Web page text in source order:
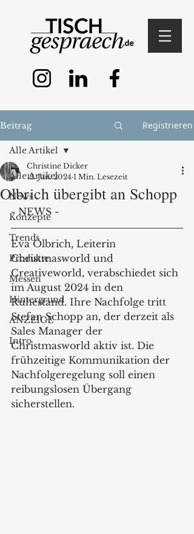
Beitrag Registrieren
Alle Artikel
News
Konzepte
Trends
Produkte
Messen
Hintergrund
ANZEIGE
Intro
Alle Artikel
Olbrich übergibt an Schopp
Christine Dicker
12. Jan. 2024 1 Min. Lesezeit
- NEWS -
Eva Olbrich, Leiterin
Christmasworld und
Creativeworld, verabschiedet sich
im August 2024 in den
Ruhestand. Ihre Nachfolge tritt
Stefan Schopp an, der derzeit als
Sales Manager der
Christmasworld aktiv ist. Die
frühzeitige Kommunikation der
Nachfolgeregelung soll einen
reibungslosen Übergang
sicherstellen.